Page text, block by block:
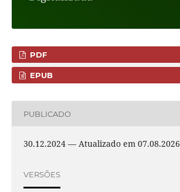
PDF
EPUB
PUBLICADO
30.12.2024 — Atualizado em 07.08.2026
VERSÕES